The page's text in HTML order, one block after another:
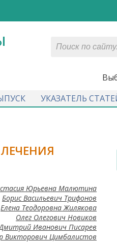
УКАЗАТЕЛЬ
Юрьевна Малютина
Борис Васильевич Трифонов
Елена Теодоровна Жилякова
Олег Олегович Новиков
Иванович Писарев
Викторович Цимбалистов